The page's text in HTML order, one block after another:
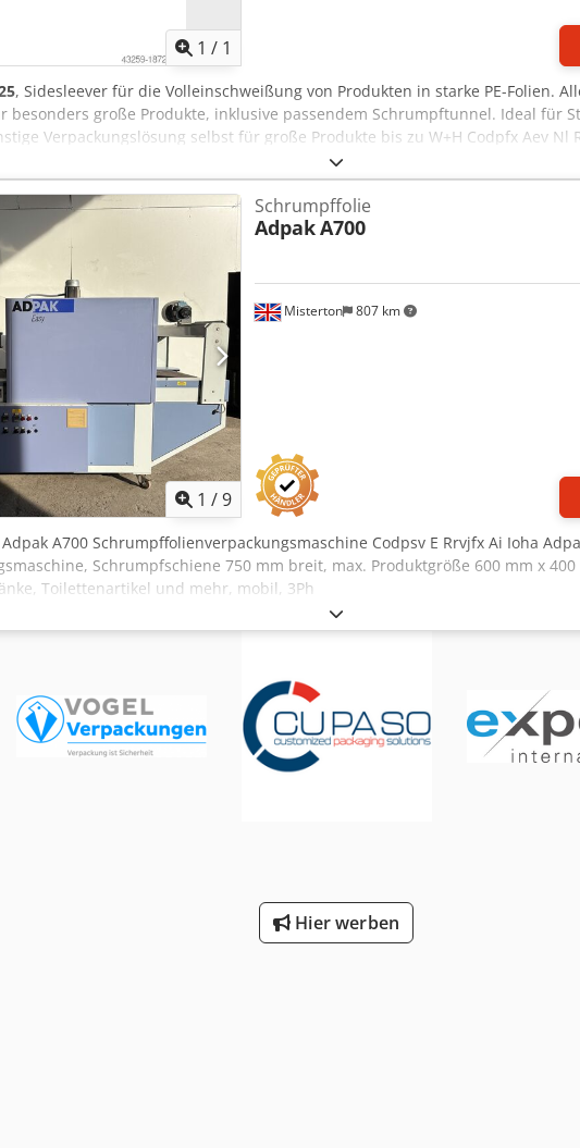
1 / 1
, Sidesleever für die Volleinschweißung von Produkten in starke PE-Folien.
besonders große Produkte, inklusive passendem Schrumpftunnel. Ideal für
Verpackungslösung selbst für große Produkte bis zu W+H Codpfx Aev Nl
1 /9
Misterton 807 km
Schrumpffolie
AdpakA700
Adpak A700 Schrumpffolienverpackungsmaschine Codpsv E Rrvjfx Ai Ioha
Schrumpfschiene 750 mm breit, max. Produktgröße 600 mm x
Toilettenartikel und mehr, mobil, 3Ph
Hier werben